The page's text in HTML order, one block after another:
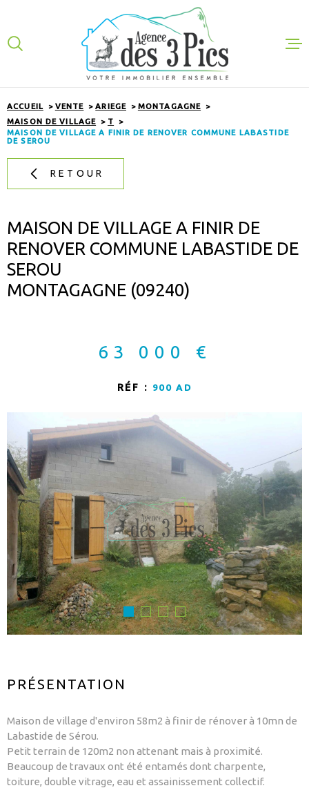
la
recherche
menu
principal
contenu
ACHETER
LOUER
ACCUEIL VENTE ARIEGE
MONTAGAGNE
MAISON DE VILLAGE
T
MAISON DE VILLAGE A FINIR DE RENOVER COMMUNE LABASTIDE
DE SEROU
RETOUR
MAISON DE VILLAGE A FINIR DE
RENOVER COMMUNE LABASTIDE DE
SEROU
MONTAGAGNE (09240)
63 000 €
RÉF : 900 AD
PRÉSENTATION
Maison de village d'environ 58m2 à finir de rénover à 10mn de
Labastide de Sérou.
Petit terrain de 120m2 non attenant mais à proximité.
Beaucoup de travaux ont été entamés dont charpente,
toiture, double vitrage, eau et assainissement collectif.
VOTRE
RECHERCHE
TYPE
CHAMPS
TEXTE